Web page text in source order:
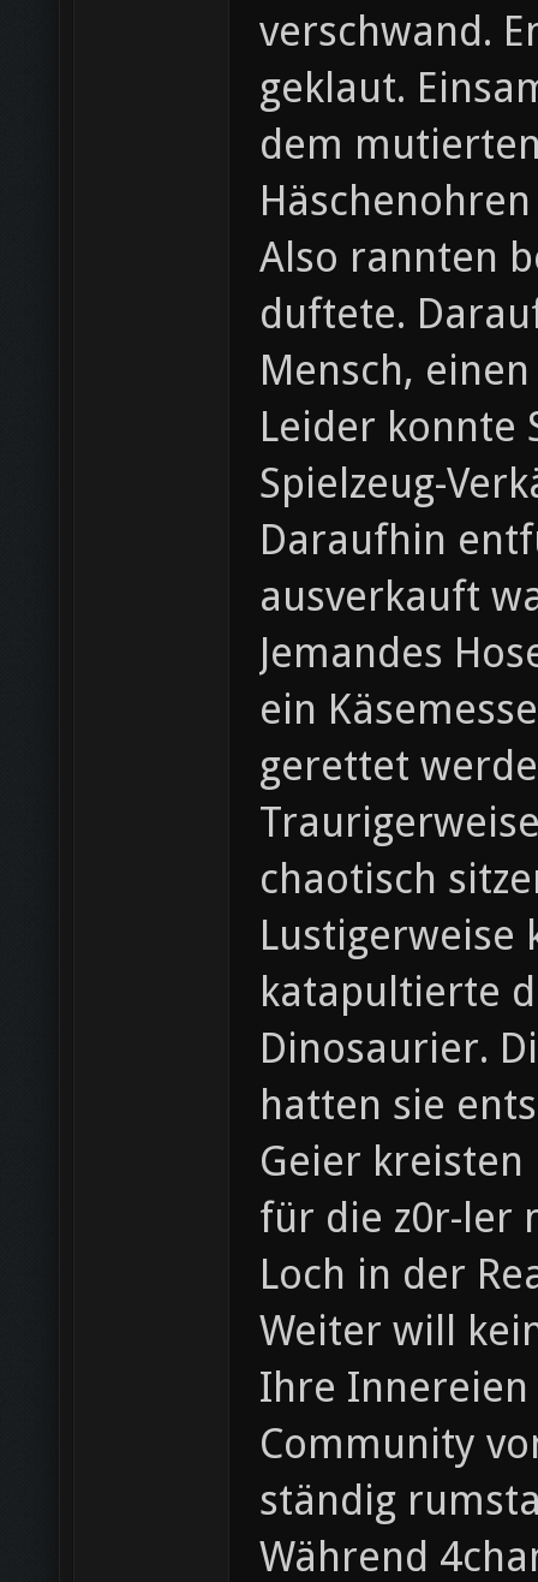
verschwand.
geklaut.
dem
Also rannten
duftete.
Mensch,
Leider konnte
Spielzeug-
Daraufhin
ausverkauft
Jemandes
ein
gerettet
chaotisch
Lustigerweise
katapultierte
Dinosaurier.
hatten sie
Geier
für die z0r-ler
Loch in der
Weiter will
Ihre Innereien
Community
ständig
Während